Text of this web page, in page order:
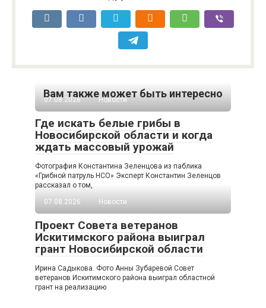
Вам также может быть интересно
07.08.2026 Новости
Где искать белые грибы в
Новосибирской области и когда
ждать массовый урожай
Фотография Константина Зеленцова из паблика
«Грибной патруль НСО» Эксперт Константин Зеленцов
рассказал о том,
07.08.2026
Новости
Проект Совета ветеранов
Искитимского района выиграл
грант Новосибирской области
Ирина Садыкова. Фото Анны Зубаревой Совет
ветеранов Искитимского района выиграл областной
грант на реализацию